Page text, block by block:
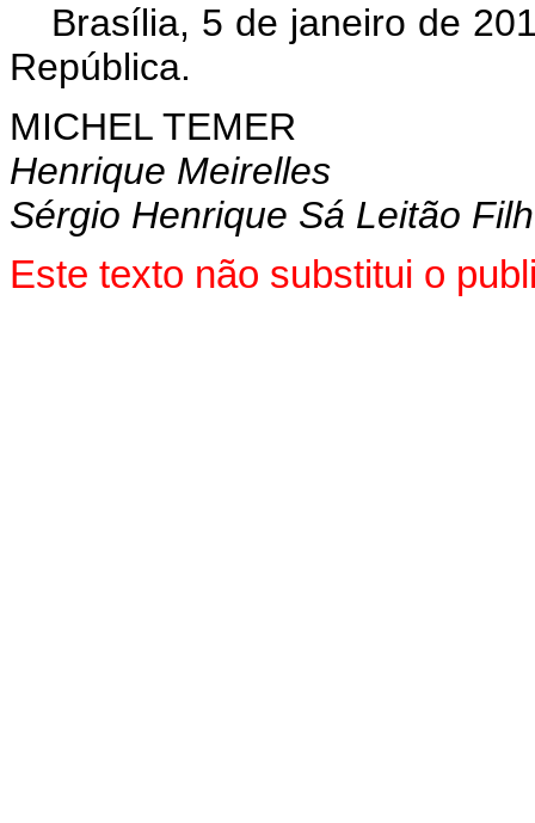
Brasília, 5 de janeiro de
República.
MICHEL TEMER
Henrique Meirelles
Sérgio Henrique Sá Leitão
Este texto não substitui o